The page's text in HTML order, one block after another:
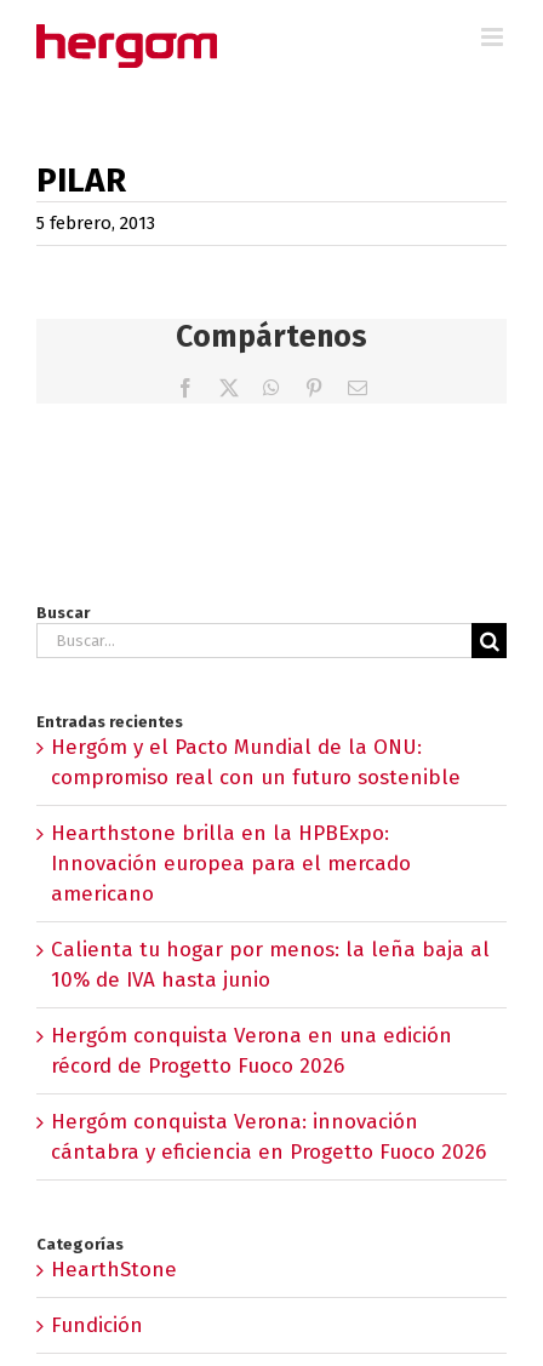
PILAR
5 febrero, 2013
Compártenos
Facebook WhatsApp
PinterestCorreo
Buscar
Buscar:
Entradas recientes
Hergóm y el Pacto Mundial de la ONU:
compromiso real con un futuro sostenible
Hearthstone brilla en la HPBExpo:
Innovación europea para el mercado
americano
Calienta tu hogar por menos: la leña baja al
10% de IVA hasta junio
Hergóm conquista Verona en una edición
récord de Progetto Fuoco 2026
Hergóm conquista Verona: innovación
cántabra y eficiencia en Progetto Fuoco 2026
Categorías
HearthStone
Fundición